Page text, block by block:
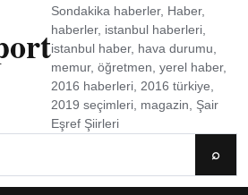
Sondakika haberler, Haber,
haberler, istanbul haberleri,
istanbul haber, hava durumu,
memur, öğretmen, yerel haber,
2016 haberleri, 2016 türkiye,
2019 seçimleri, magazin, Şair
Eşref Şiirleri
⌕